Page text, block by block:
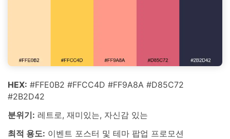
HEX: #FFE0B2 #FFCC4D #FF9A8A #D85C72
#2B2D42
분위기: 레트로, 재미있는, 자신감 있는
최적 용도: 이벤트 포스터 및 테마 팝업 프로모션